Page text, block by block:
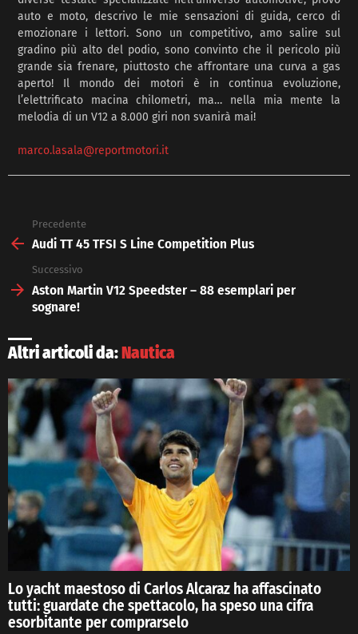
auto e moto, descrivo le mie sensazioni di guida, cerco di
emozionare i lettori. Sono un competitivo, amo salire sul
gradino più alto del podio, sono convinto che il pericolo più
grande sia frenare, piuttosto che affrontare una curva a gas
aperto! Il mondo dei motori è in continua evoluzione,
l’elettrificato macina chilometri, ma… nella mia mente la
melodia di un V12 a 8.000 giri non svanirà mai!
marco.lasala@reportmotori.it
more
Precedente
Audi TT 45 TFSI S Line Competition Plus
Successivo
Aston Martin V12 Speedster – 88 esemplari per
sognare!
Altri articoli da:Nautica
Lo yacht maestoso di Carlos Alcaraz ha affascinato
tutti: guardate che spettacolo, ha speso una cifra
esorbitante per comprarselo